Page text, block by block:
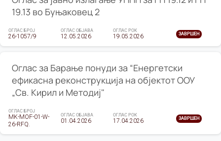
19.13 во Буњаковец 2
ОГЛАС БРОЈ
26-1057/9
ОГЛАС ОБЈАВА
12.05.2026
ОГЛАС РОК
19.05.2026 ЗАВРШЕН
Оглас за Барање понуди за “Енергетски
ефикасна реконструкција на објектот ООУ
„Св. Кирил и Методиј"
ОГЛАС БРОЈ
MK-MOF-01-W-
26-RFQ.
ОГЛАС ОБЈАВА
01.04.2026
ОГЛАС РОК
17.04.2026 ЗАВРШЕН